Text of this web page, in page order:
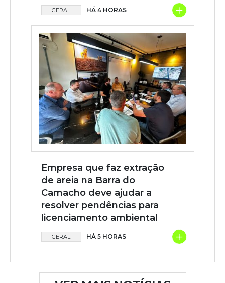
GERAL HÁ 4 HORAS +
Empresa que faz extração
de areia na Barra do
Camacho deve ajudar a
resolver pendências para
licenciamento ambiental
GERAL HÁ 5 HORAS +